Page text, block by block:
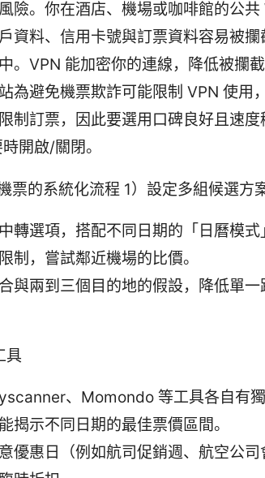
險。你在酒店、機場或咖啡館的公共
資料、信用卡號與訂票資料容易被攔
。VPN 能加密你的連線，降低被攔截
為避免機票欺詐可能限制 VPN 使用
制訂票，因此要選用口碑良好且速度
開啟/關閉。
票的系統化流程 1）設定多組候選方
轉選項，搭配不同日期的「日曆模式
制，嘗試鄰近機場的比價。
與兩到三個目的地的假設，降低單一
具
、Momondo 等工具各自有
揭示不同日期的最佳票價區間。
優惠日（例如航司促銷週、航空公司